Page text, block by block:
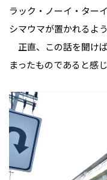
ラック・ノーイ・ター
シマウマが置かれるよ
正直、この話を聞け
まったものであると感